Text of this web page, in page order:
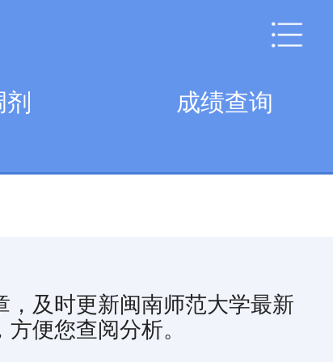
成绩查询
及时更新闽南师范大学最新
便您查阅分析。